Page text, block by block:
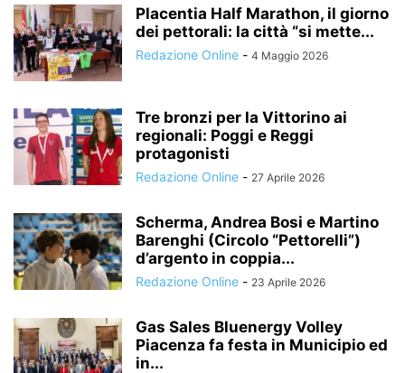
Placentia Half Marathon, il giorno
dei pettorali: la città “si mette...
Redazione Online - 4 Maggio 2026
Tre bronzi per la Vittorino ai
regionali: Poggi e Reggi
protagonisti
Redazione Online - 27 Aprile 2026
Scherma, Andrea Bosi e Martino
Barenghi (Circolo “Pettorelli”)
d’argento in coppia...
Redazione Online - 23 Aprile 2026
Gas Sales Bluenergy Volley
Piacenza fa festa in Municipio ed
in...